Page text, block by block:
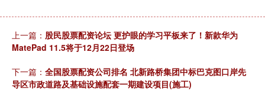
上一篇： 股民股票配资论坛 更护眼的学习平板来了！新款华为
MatePad 11.5将于12月22日登场
下一篇： 全国股票配资公司排名 北新路桥集团中标巴克图口岸先
导区市政道路及基础设施配套一期建设项目(施工)